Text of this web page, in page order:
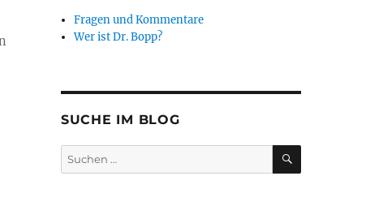
Fragen und Kommentare
Wer ist Dr. Bopp?
SUCHE IM BLOG
Suchen
nach:
SUCHEN